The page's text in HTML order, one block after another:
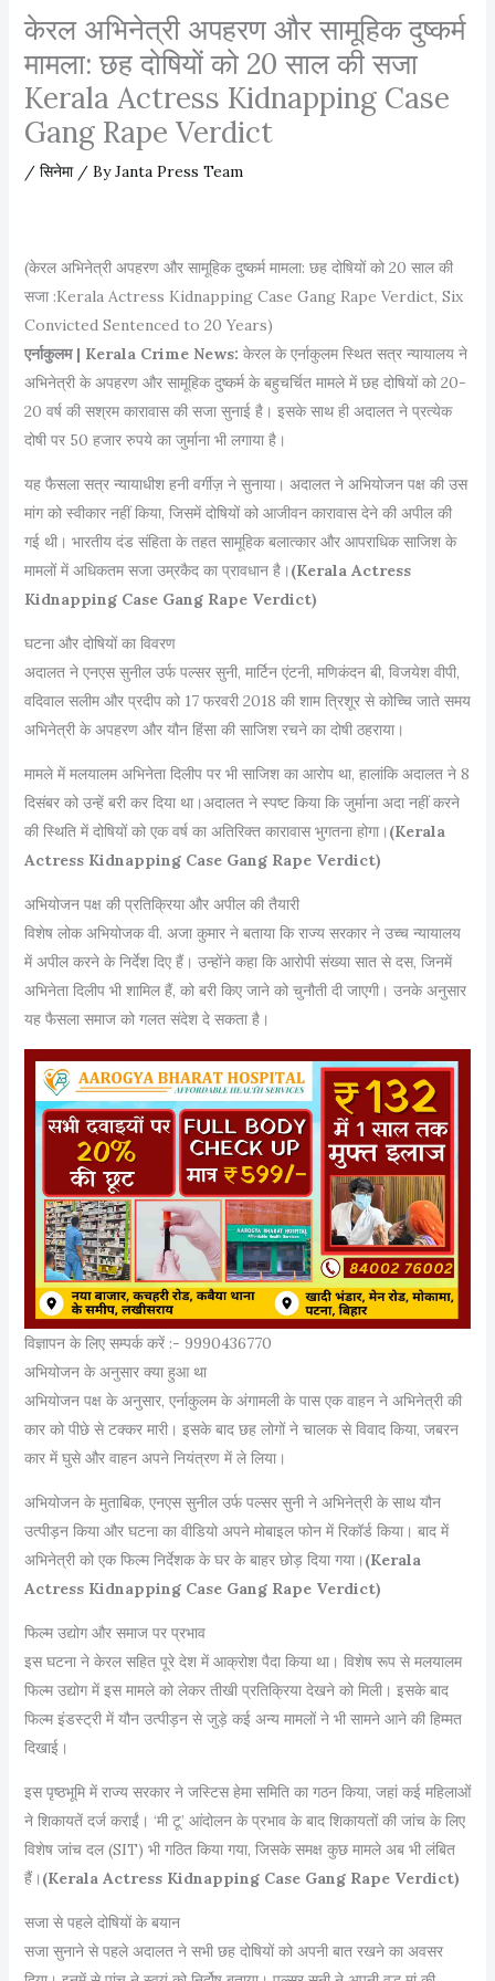
केरल अभिनेत्री अपहरण और सामूहिक दुष्कर्म
मामला: छह दोषियों को 20 साल की सजा
Kerala Actress Kidnapping Case
Gang Rape Verdict
/ सिनेमा/ ByJanta Press Team
(केरल अभिनेत्री अपहरण और सामूहिक दुष्कर्म मामला: छह दोषियों को 20 साल की
सजा :Kerala Actress Kidnapping Case Gang Rape Verdict, Six
Convicted Sentenced to 20 Years)
एर्नाकुलम | Kerala Crime News: केरल के एर्नाकुलम स्थित सत्र न्यायालय ने
अभिनेत्री के अपहरण और सामूहिक दुष्कर्म के बहुचर्चित मामले में छह दोषियों को 20-
20 वर्ष की सश्रम कारावास की सजा सुनाई है। इसके साथ ही अदालत ने प्रत्येक
दोषी पर 50 हजार रुपये का जुर्माना भी लगाया है।
यह फैसला सत्र न्यायाधीश हनी वर्गीज़ ने सुनाया। अदालत ने अभियोजन पक्ष की उस
मांग को स्वीकार नहीं किया, जिसमें दोषियों को आजीवन कारावास देने की अपील की
गई थी। भारतीय दंड संहिता के तहत सामूहिक बलात्कार और आपराधिक साजिश के
मामलों में अधिकतम सजा उम्रकैद का प्रावधान है। (Kerala Actress
Kidnapping Case Gang Rape Verdict)
घटना और दोषियों का विवरण
अदालत ने एनएस सुनील उर्फ पल्सर सुनी, मार्टिन एंटनी, मणिकंदन बी, विजयेश वीपी,
वदिवाल सलीम और प्रदीप को 17 फरवरी 2018 की शाम त्रिशूर से कोच्चि जाते समय
अभिनेत्री के अपहरण और यौन हिंसा की साजिश रचने का दोषी ठहराया।
मामले में मलयालम अभिनेता दिलीप पर भी साजिश का आरोप था, हालांकि अदालत ने 8
दिसंबर को उन्हें बरी कर दिया था।अदालत ने स्पष्ट किया कि जुर्माना अदा नहीं करने
की स्थिति में दोषियों को एक वर्ष का अतिरिक्त कारावास भुगतना होगा। (Kerala
Actress Kidnapping Case Gang Rape Verdict)
अभियोजन पक्ष की प्रतिक्रिया और अपील की तैयारी
विशेष लोक अभियोजक वी. अजा कुमार ने बताया कि राज्य सरकार ने उच्च न्यायालय
में अपील करने के निर्देश दिए हैं। उन्होंने कहा कि आरोपी संख्या सात से दस, जिनमें
अभिनेता दिलीप भी शामिल हैं, को बरी किए जाने को चुनौती दी जाएगी। उनके अनुसार
यह फैसला समाज को गलत संदेश दे सकता है।
विज्ञापन के लिए सम्पर्क करें :- 9990436770
अभियोजन के अनुसार क्या हुआ था
अभियोजन पक्ष के अनुसार, एर्नाकुलम के अंगामली के पास एक वाहन ने अभिनेत्री की
कार को पीछे से टक्कर मारी। इसके बाद छह लोगों ने चालक से विवाद किया, जबरन
कार में घुसे और वाहन अपने नियंत्रण में ले लिया।
अभियोजन के मुताबिक, एनएस सुनील उर्फ पल्सर सुनी ने अभिनेत्री के साथ यौन
उत्पीड़न किया और घटना का वीडियो अपने मोबाइल फोन में रिकॉर्ड किया। बाद में
अभिनेत्री को एक फिल्म निर्देशक के घर के बाहर छोड़ दिया गया। (Kerala
Actress Kidnapping Case Gang Rape Verdict)
फिल्म उद्योग और समाज पर प्रभाव
इस घटना ने केरल सहित पूरे देश में आक्रोश पैदा किया था। विशेष रूप से मलयालम
फिल्म उद्योग में इस मामले को लेकर तीखी प्रतिक्रिया देखने को मिली। इसके बाद
फिल्म इंडस्ट्री में यौन उत्पीड़न से जुड़े कई अन्य मामलों ने भी सामने आने की हिम्मत
दिखाई।
इस पृष्ठभूमि में राज्य सरकार ने जस्टिस हेमा समिति का गठन किया, जहां कई महिलाओं
ने शिकायतें दर्ज कराईं। ‘मी टू’ आंदोलन के प्रभाव के बाद शिकायतों की जांच के लिए
विशेष जांच दल (SIT) भी गठित किया गया, जिसके समक्ष कुछ मामले अब भी लंबित
हैं। (Kerala Actress Kidnapping Case Gang Rape Verdict)
सजा से पहले दोषियों के बयान
सजा सुनाने से पहले अदालत ने सभी छह दोषियों को अपनी बात रखने का अवसर